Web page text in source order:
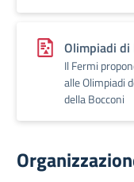
Olimpiadi
Il Fermi
alle Olimpiadi
della Bocconi